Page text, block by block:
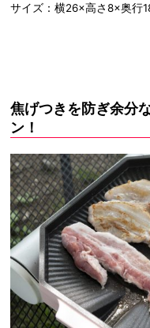
サイズ：横26×高さ8×奥行
焦げつきを防ぎ余分
ン！